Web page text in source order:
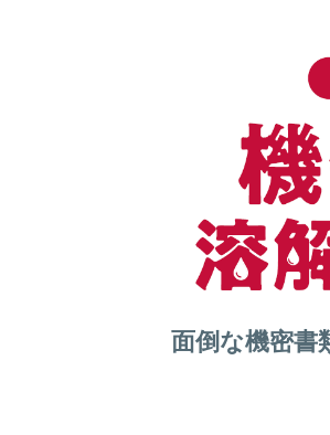
面倒な機密書